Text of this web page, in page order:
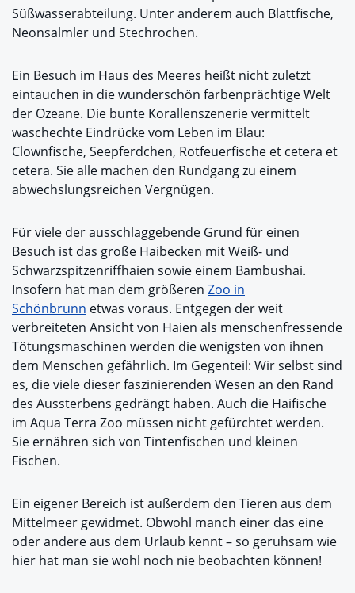
Süßwasserabteilung. Unter anderem auch Blattfische,
Neonsalmler und Stechrochen.
Ein Besuch im Haus des Meeres heißt nicht zuletzt
eintauchen in die wunderschön farbenprächtige Welt
der Ozeane. Die bunte Korallenszenerie vermittelt
waschechte Eindrücke vom Leben im Blau:
Clownfische, Seepferdchen, Rotfeuerfische et cetera et
cetera. Sie alle machen den Rundgang zu einem
abwechslungsreichen Vergnügen.
Für viele der ausschlaggebende Grund für einen
Besuch ist das große Haibecken mit Weiß- und
Schwarzspitzenriffhaien sowie einem Bambushai.
Insofern hat man dem größeren Zoo in
Schönbrunn etwas voraus. Entgegen der weit
verbreiteten Ansicht von Haien als menschenfressende
Tötungsmaschinen werden die wenigsten von ihnen
dem Menschen gefährlich. Im Gegenteil: Wir selbst sind
es, die viele dieser faszinierenden Wesen an den Rand
des Aussterbens gedrängt haben. Auch die Haifische
im Aqua Terra Zoo müssen nicht gefürchtet werden.
Sie ernähren sich von Tintenfischen und kleinen
Fischen.
Ein eigener Bereich ist außerdem den Tieren aus dem
Mittelmeer gewidmet. Obwohl manch einer das eine
oder andere aus dem Urlaub kennt – so geruhsam wie
hier hat man sie wohl noch nie beobachten können!